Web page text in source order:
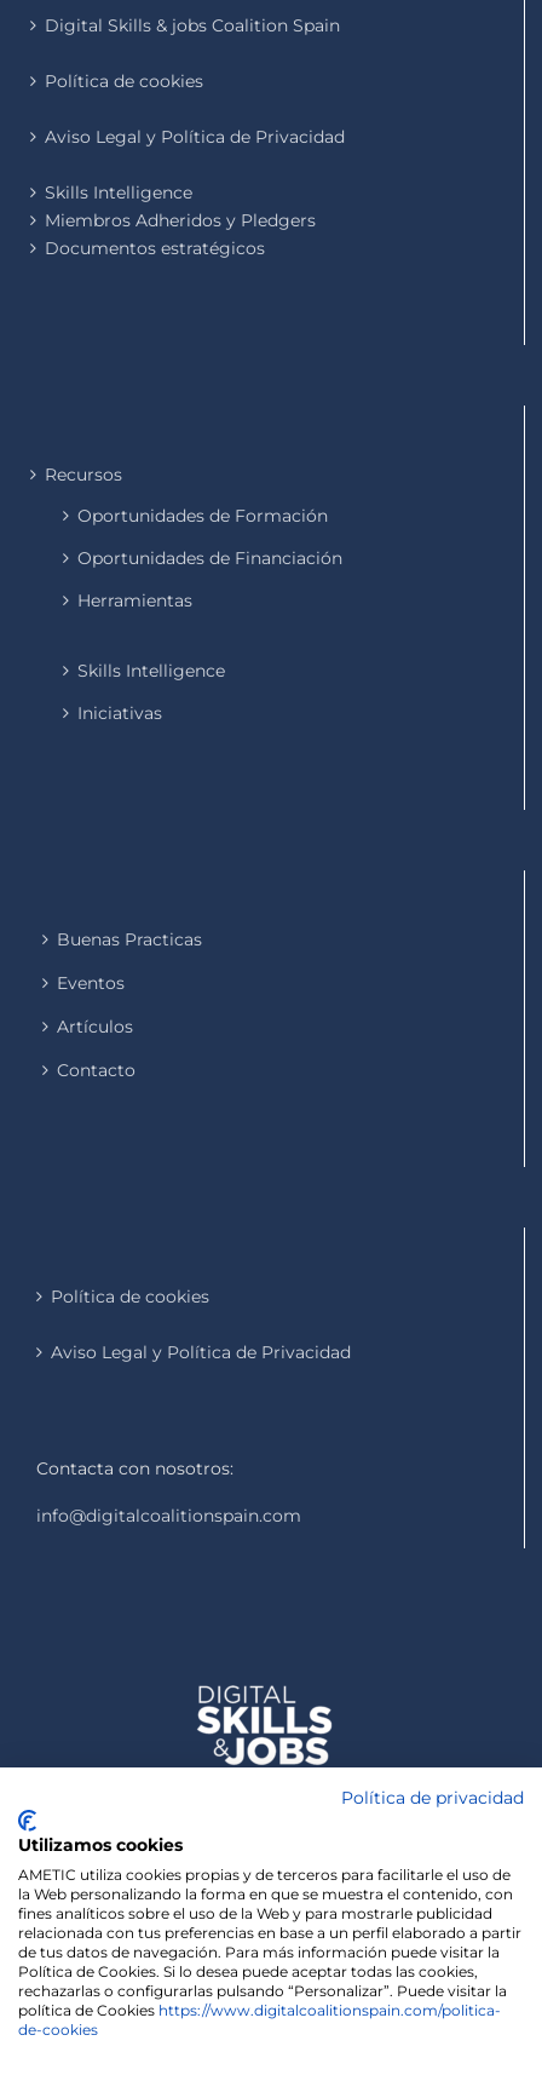
Digital Skills & jobs Coalition Spain
Política de cookies
Aviso Legal y Política de Privacidad
Skills Intelligence
Miembros Adheridos y Pledgers
Documentos estratégicos
Recursos
Oportunidades de Formación
Oportunidades de Financiación
Herramientas
Skills Intelligence
Iniciativas
Buenas Practicas
Eventos
Artículos
Contacto
Política de cookies
Aviso Legal y Política de Privacidad
Contacta con nosotros:
info@digitalcoalitionspain.com
We use cookies on our website to give you the most
Política de privacidad
Utilizamos cookies
AMETIC utiliza cookies propias y de terceros para facilitarle el uso de
la Web personalizando la forma en que se muestra el contenido, con
fines analíticos sobre el uso de la Web y para mostrarle publicidad
relacionada con tus preferencias en base a un perfil elaborado a partir
de tus datos de navegación. Para más información puede visitar la
Política de Cookies. Si lo desea puede aceptar todas las cookies,
rechazarlas o configurarlas pulsando “Personalizar”. Puede visitar la
política de Cookies https://www.digitalcoalitionspain.com/politica-
de-cookies